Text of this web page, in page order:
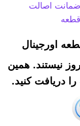
ضمانت اصالت
قطعه
اورجینال
نیستند. همین
دریافت کنید.